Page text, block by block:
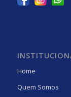
Home
Quem Somos